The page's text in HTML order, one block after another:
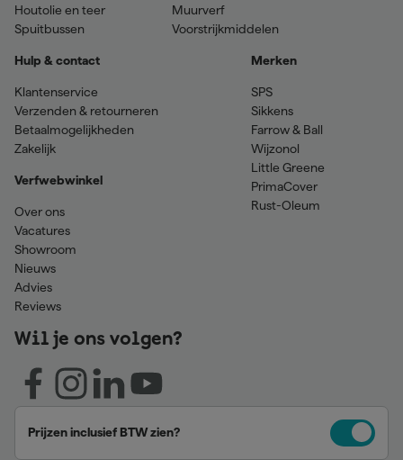
Houtolie en teer
Spuitbussen
Muurverf
Voorstrijkmiddelen
Hulp & contact
Klantenservice
Verzenden & retourneren
Betaalmogelijkheden
Zakelijk
Verfwebwinkel
Over ons
Vacatures
Showroom
Nieuws
Advies
Reviews
Merken
SPS
Sikkens
Farrow & Ball
Wijzonol
Little Greene
PrimaCover
Rust-Oleum
Wil je ons volgen?
Prijzen inclusief BTW zien?